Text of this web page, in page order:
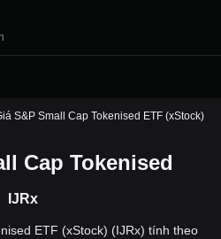
S&P Small Cap Tokenised ETF (xStock)
Cap Tokenised
IJRx
ETF (xStock) (IJRx) tính theo